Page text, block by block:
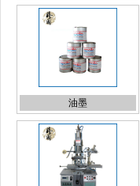
油墨
上海烫金机